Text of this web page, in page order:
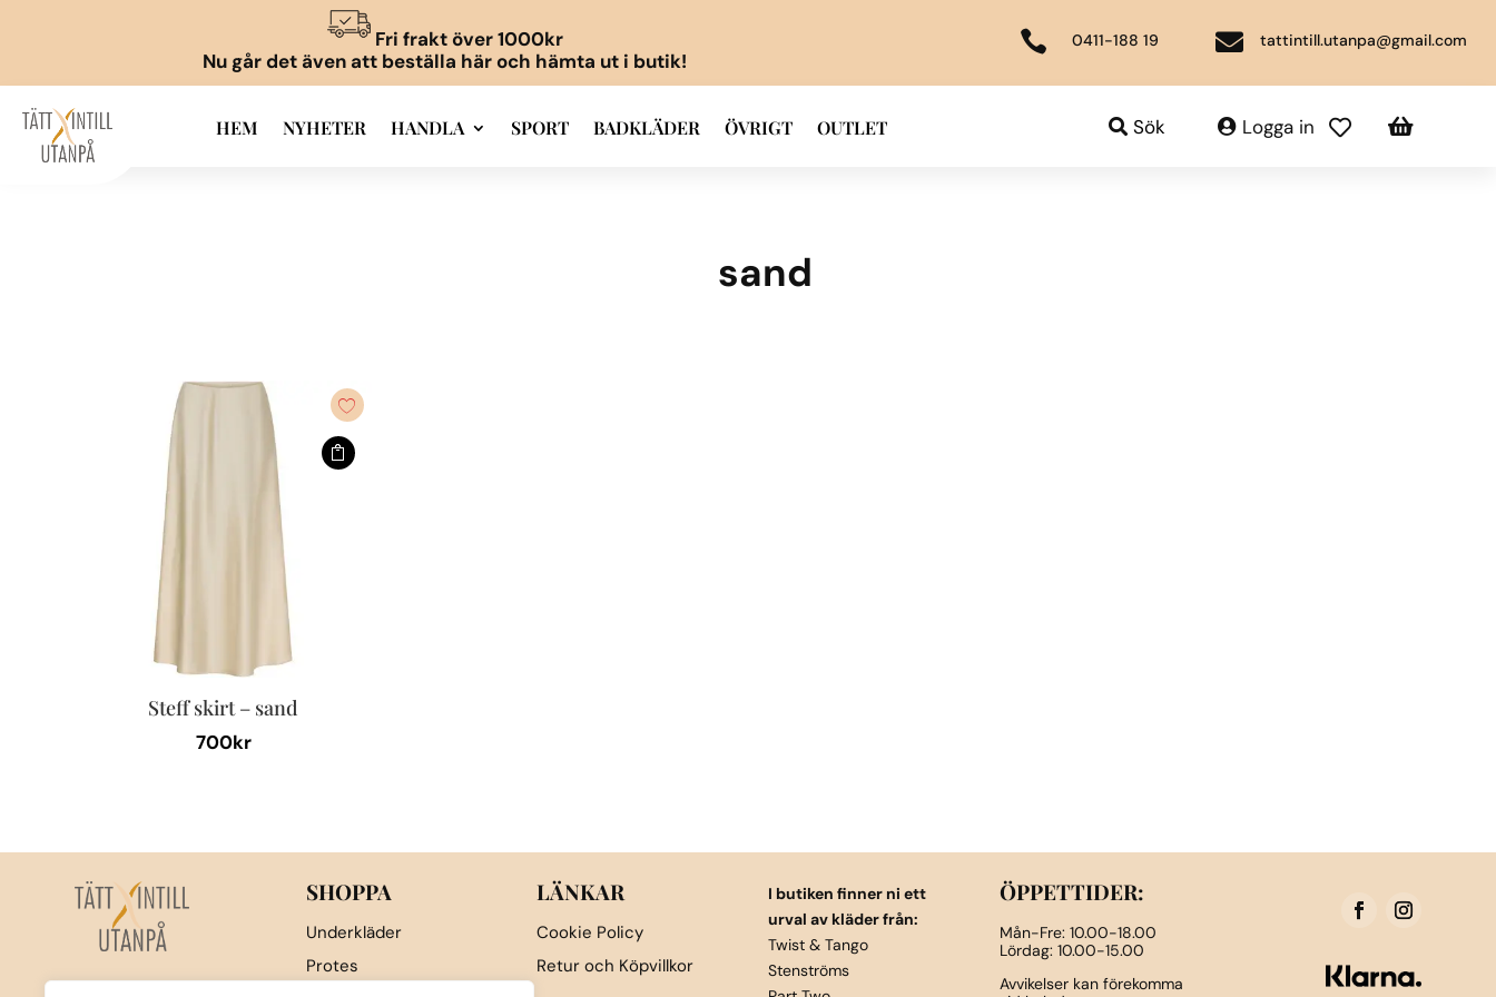
Fri frakt över 1000kr
Nu går det även att beställa här och hämta ut i butik!
 0411-188 19  tattintill.utanpa@gmail.com
HEM NYHETER HANDLA SPORT BADKLÄDER ÖVRIGT OUTLET  
Logga in
Sök
sand
Steff skirt – sand
700kr
har
flera
varianter.
SHOPPA
Underkläder
Protes
LÄNKAR
Cookie Policy
Retur och Köpvillkor
I butiken finner ni ett
urval av kläder från:
Twist & Tango
Stenströms
ÖPPETTIDER:
Mån-Fre: 10.00-18.00
Lördag: 10.00-15.00
Avvikelser kan förekomma